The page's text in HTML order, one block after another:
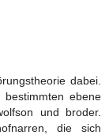
dabei.
ebene
und broder.
die sich